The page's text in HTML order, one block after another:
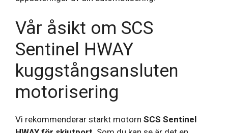
Vår åsikt om SCS
Sentinel HWAY
kuggstångsansluten
motorisering
Vi rekommenderar starkt motorn SCS Sentinel